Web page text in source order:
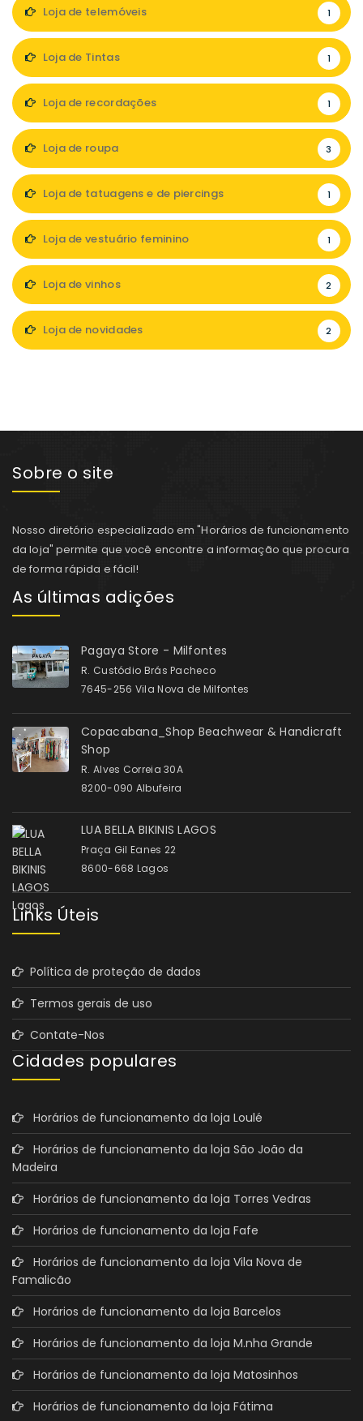
Loja de telemóveis 1
Loja de Tintas 1
Loja de recordações 1
Loja de roupa 3
Loja de tatuagens e de piercings 1
Loja de vestuário feminino 1
Loja de vinhos 2
Loja de novidades 2
Sobre o site
Nosso diretório especializado em "Horários de funcionamento
da loja" permite que você encontre a informação que procura
de forma rápida e fácil!
As últimas adições
Pagaya Store - Milfontes
R. Custódio Brás Pacheco
7645-256 Vila Nova de Milfontes
Copacabana_Shop Beachwear & Handicraft
Shop
R. Alves Correia 30A
8200-090 Albufeira
LUA BELLA BIKINIS LAGOS
Praça Gil Eanes 22
8600-668 Lagos
Links Úteis
Política de proteção de dados
Termos gerais de uso
Contate-Nos
Cidades populares
Horários de funcionamento da loja Loulé
Horários de funcionamento da loja São João da
Madeira
Horários de funcionamento da loja Torres Vedras
Horários de funcionamento da loja Fafe
Horários de funcionamento da loja Vila Nova de
Famalicão
Horários de funcionamento da loja Barcelos
Horários de funcionamento da loja M.nha Grande
Horários de funcionamento da loja Matosinhos
Horários de funcionamento da loja Fátima